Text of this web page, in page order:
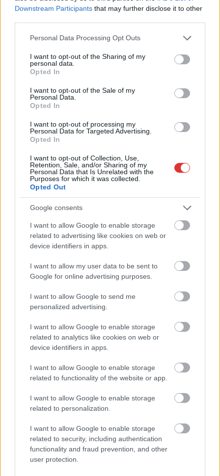
Downstream Participants that may further disclose it to other
Please note that this website/app uses one or more Google
not limited to your visit or usage behaviour. You may click to
grant or deny consent to Google and its third-party tags to
use your data for below specified purposes in below Google
consent section.
Personal Data Processing Opt Outs
I want to opt-out of the Sharing of my
personal data.
Opted In
I want to opt-out of the Sale of my
Personal Data.
Opted In
I want to opt-out of processing my
Personal Data for Targeted Advertising.
Opted In
I want to opt-out of Collection, Use,
Retention, Sale, and/or Sharing of my
Personal Data that Is Unrelated with the
Purposes for which it was collected.
Opted Out
Google consents
I want to allow Google to enable storage
related to advertising like cookies on web or
device identifiers in apps.
I want to allow my user data to be sent to
Google for online advertising purposes.
I want to allow Google to send me
personalized advertising.
I want to allow Google to enable storage
related to analytics like cookies on web or
device identifiers in apps.
I want to allow Google to enable storage
related to functionality of the website or app.
I want to allow Google to enable storage
related to personalization.
I want to allow Google to enable storage
related to security, including authentication
functionality and fraud prevention, and other
user protection.
Visszaszámlálás indul: -1, 0, Sziget!
Magyarország jobban látszik közelről – heti médiaszemle a
független helyi sajtóból
Már magasabb szinten is nyomoznak Szijjártó
büntetőügyében, vesztegetés miatt 3 év letöltendőt kaphat és
ez csak az egyik botrány
Problémák egész Jász-Nagykun-Szolnok megyében: egyre
több otthoni kútból fogy ki a víz
Szolnokon egy kulcsfontosságú körforgalmat részlegesen
lezárnak a napokban, a közlekedés az átlagost is meghaladó
Elromlott a biztosítóberendezés a ceglédi vasútvonalon,
alapos késések alakultak ki a menetrendhez képest,
kimaradás is előfordult
Ön szerint hogy készül a hamisítatlan szolnoki habos isler?
Országos ellenőrzés indult a hazai akkumulátoripari
üzemekben
Az idei év leglassabb növekedését hozta a június a
kiskereskedelemben
Györfi Mihály több tucat vállalkozással egyeztetett a
kerékpárgyár dolgozóinak megsegítéséről
41 fok fölé forrósodott az ország, Szolnokon pedig egy másik
Egy telefonhívást akart, végül rendőrök vitték el a mezőtúri
A Tisza kormány minisztere újabb nagy változásokról döntött
a közoktatásban – például az iskolaigazgatók visszakapják
Sok volt az igazolatlan hiányzás, Pócs János fizetéslevonást
A Szolnok megyei gazdák nagyon nem akarták a JÉGER
további üzemeltetését
Csendélet 5.0: alig balesetveszélyes lépcső és remek